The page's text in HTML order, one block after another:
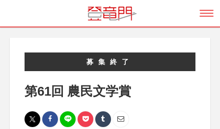
募集終了
第61回 農民文学賞